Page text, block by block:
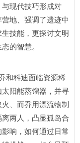
现代技巧形成对
地、强调了遗迹中
技能，更探讨文明
的智慧。
和科迪面临资源稀
阳能蒸馏器，并寻
、而乔用漂流物制
两人，凸显孤岛合
响，如何通过日常